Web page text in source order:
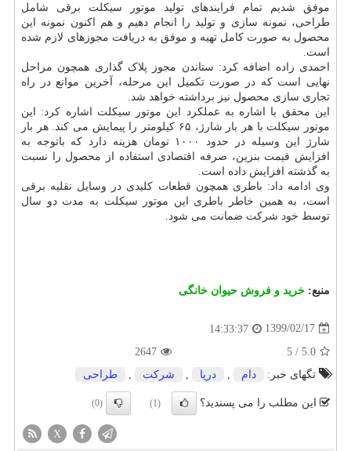
موفق شدیم تمام فرایندهای تولید موتور سیکلت برقی شامل
طراحی، نمونه سازی و تولید را انجام دهیم و هم اکنون نمونه این
محصول به صورت کامل تهیه و موفق به دریافت مجوزهای لازم شده
است.
احمدی زاده اضافه کرد: ستاندن مجوز پلاک گذاری همچون مراحل
نهایی است که در صورت تکمیل این مرحله، آخرین موانع در راه
تجاری سازی محصول نیز برداشته خواهد شد.
این محقق با اشاره به عملکرد این موتور سیکلت اشاره کرد: این
موتور سیکلت با هر بار شارژ، ۶۵ کیلومتر را پیمایش می کند. هر بار
شارژ این وسیله در حدود ۱۰۰۰ تومان هزینه دارد که باتوجه به
افزایش قیمت بنزین، صرفه اقتصادی استفاده از محصول را نسبت
به گذشته افزایش داده است.
وی ادامه داد: باطری همچون قطعات کلیدی در وسایل نقلیه برقی
است، به همین خاطر باطری این موتور سیکلت به مدت دو سال
توسط خود شرکت ضمانت می شود.
منبع: خرید و فروش حیوان خانگی
1399/02/17
14:33:37
5.0
/
5
2647
تگهای خبر:
دام دریا شركت طراحی
این مطلب را می پسندید؟ (1)
(0)
X